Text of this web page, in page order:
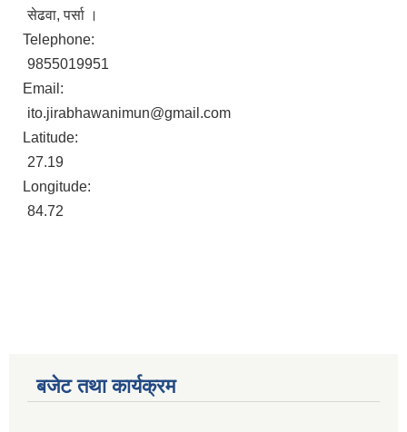
सेढवा, पर्सा ।
Telephone:
9855019951
Email:
ito.jirabhawanimun@gmail.com
Latitude:
27.19
Longitude:
84.72
बजेट तथा कार्यक्रम